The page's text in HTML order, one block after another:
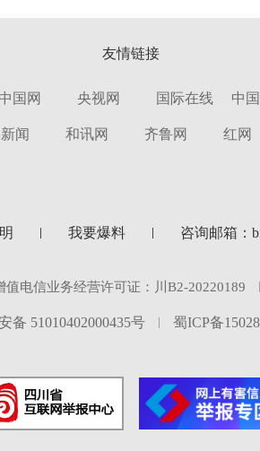
友情链接
中国网 央视网 国际在线 中
闻 和讯网 齐鲁网 红网
我要爆料 咨询邮箱：
值电信业务经营许可证：川B2-20220189
备 51010402000435号 蜀ICP备